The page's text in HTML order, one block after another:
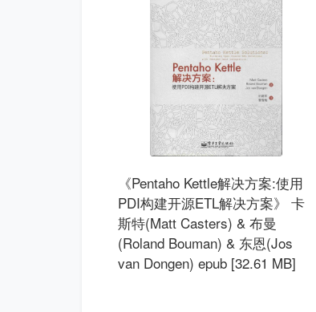
《Pentaho Kettle解决方案:使用
PDI构建开源ETL解决方案》 卡
斯特(Matt Casters) & 布曼
(Roland Bouman) & 东恩(Jos
van Dongen) epub [32.61 MB]